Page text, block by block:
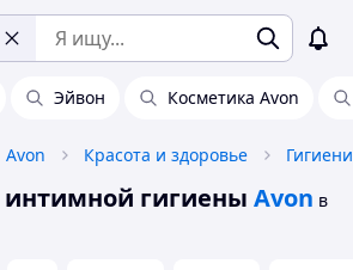
Эйвон Косметика Avon
Avon Красота и здоровье
интимной гигиены Avon в